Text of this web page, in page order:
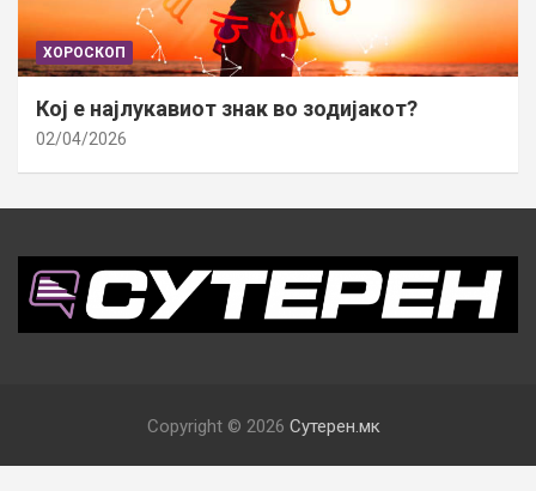
ХОРОСКОП
Кој е најлукавиот знак во зодијакот?
02/04/2026
Copyright © 2026 Сутерен.мк